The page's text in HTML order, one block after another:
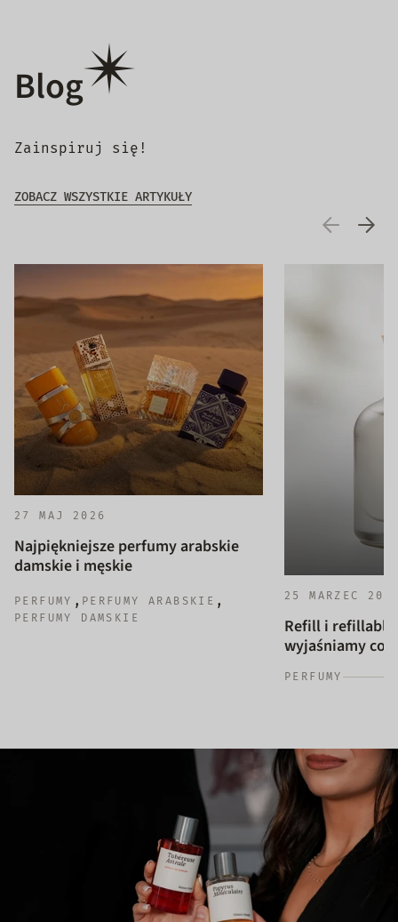
Blog
Zainspiruj się!
ZOBACZ WSZYSTKIE ARTYKUŁY
27 MAJ 2026
Najpiękniejsze perfumy arabskie
damskie i męskie
PERFUMY , PERFUMY ARABSKIE ,
PERFUMY DAMSKIE
25 MARZEC
Refill i refillable
wyjaśniamy co
PERFUMY